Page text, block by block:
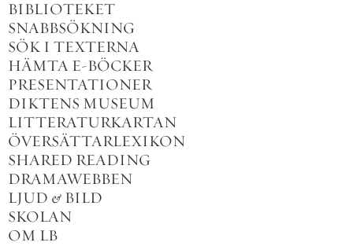
BIBLIOTEKET
SNABBSÖKNING
SÖK I TEXTERNA
HÄMTA E-BÖCKER
PRESENTATIONER
DIKTENS MUSEUM
LITTERATURKARTAN
ÖVERSÄTTARLEXIKON
SHARED READING
DRAMAWEBBEN
LJUD & BILD
SKOLAN
OM LB